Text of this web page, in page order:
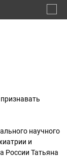
научного
и
России Татьяна